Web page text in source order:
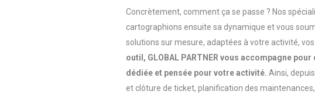
Concrètement, comment ça se passe ? Nos
cartographions ensuite sa dynamique et vous
solutions sur mesure, adaptées à votre activité,
outil, GLOBAL PARTNER vous accompagne
dédiée et pensée pour votre activité. Ainsi,
et clôture de ticket, planification des